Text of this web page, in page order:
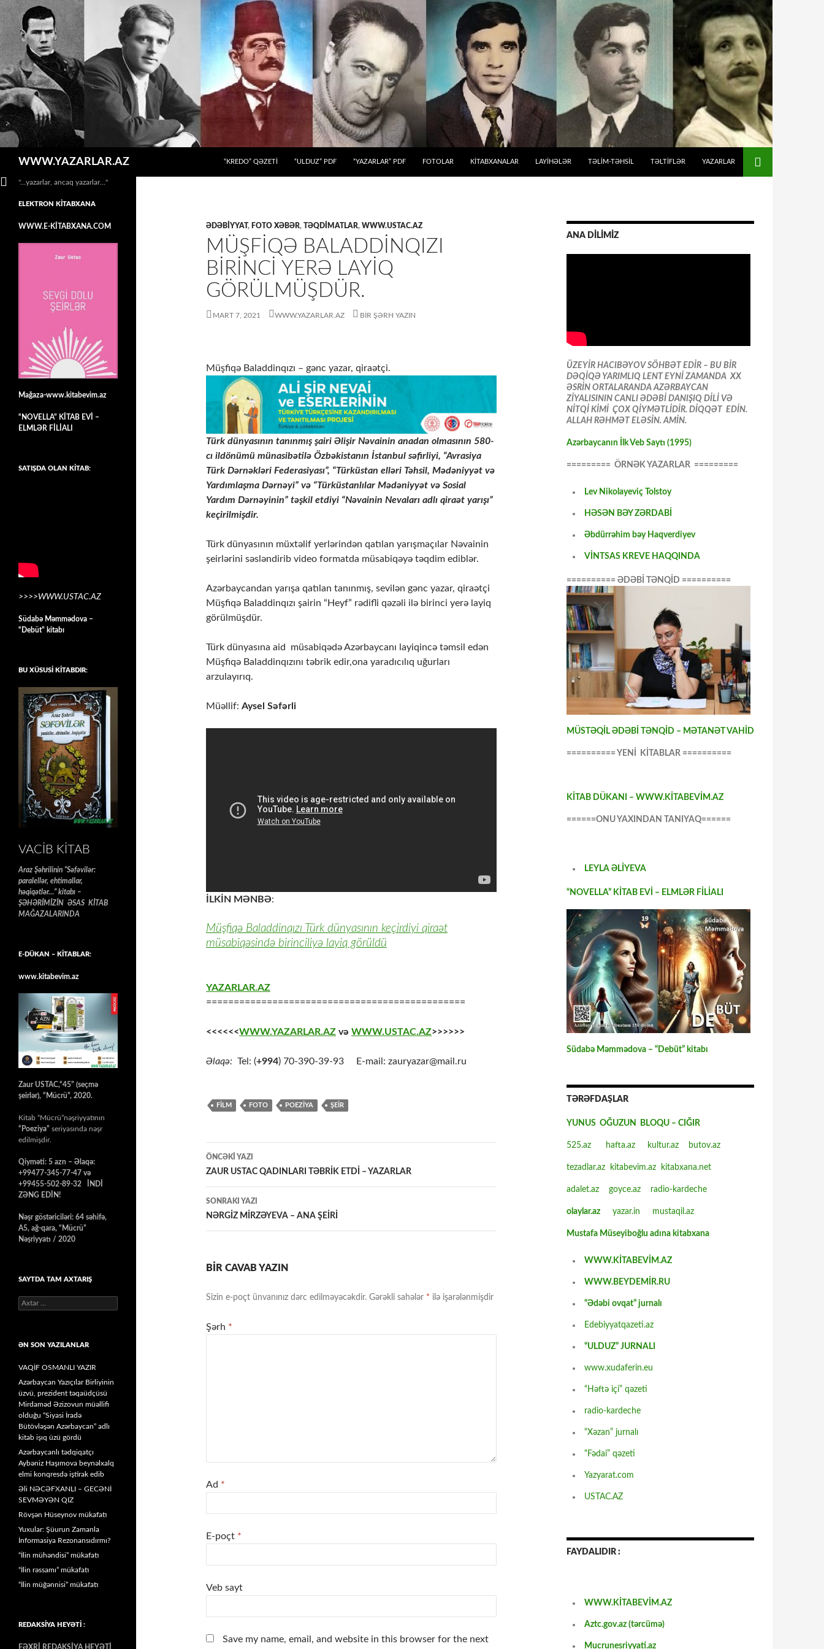
WWW.YAZARLAR.AZ
“KREDO” QƏZETİ
“ULDUZ” PDF “YAZARLAR” PDF FOTOLAR KİTABXANALAR LAYİHƏLƏR TƏLIM-TƏHSIL TƏLTİFLƏR YAZARLAR
ƏDƏBİYYAT, FOTO XƏBƏR, TƏQDİMATLAR, WWW.USTAC.AZ
MÜŞFIQƏ BALADDINQIZI
BIRINCI YERƏ LAYIQ
GÖRÜLMÜŞDÜR.
MART 7, 2021 WWW.YAZARLAR.AZ BIR ŞƏRH YAZIN
Müşfiqə Baladdinqızı – gənc yazar, qiraətçi.
Türk dünyasının tanınmış şairi Əlişir Nəvainin anadan olmasının 580-
cı ildönümü münasibətilə Özbəkistanın İstanbul səfirliyi, “Avrasiya
Türk Dərnəkləri Federasiyası”, “Türküstan elləri Təhsil, Mədəniyyət və
Yardımlaşma Dərnəyi” və “Türküstanlılar Mədəniyyət və Sosial
Yardım Dərnəyinin” təşkil etdiyi “Nəvainin Nevaları adlı qiraət yarışı”
keçirilmişdir.
Türk dünyasının müxtəlif yerlərindən qatılan yarışmaçılar Nəvainin
şeirlərini səsləndirib video formatda müsabiqəyə təqdim ediblər.
Azərbaycandan yarışa qatılan tanınmış, sevilən gənc yazar, qiraətçi
Müşfiqə Baladdinqızı şairin “Heyf” rədifli qəzəli ilə birinci yerə layiq
görülmüşdür.
Türk dünyasına aid müsabiqədə Azərbaycanı layiqincə təmsil edən
Müşfiqə Baladdinqızını təbrik edir,ona yaradıcılıq uğurları
arzulayırıq.
Müəllif: Aysel Səfərli
İLKİN MƏNBƏ:
Müşfiqə Baladdinqızı Türk dünyasının keçirdiyi qiraət
müsabiqəsində birinciliyə layiq görüldü
YAZARLAR.AZ
===============================================
<<<<<<WWW.YAZARLAR.AZ və WWW.USTAC.AZ>>>>>>
Əlaqə: Tel: (+994) 70-390-39-93 E-mail: zauryazar@mail.ru
FİLM FOTO POEZİYA ŞEİR
Yazılar
üzrə
naviqasiya
ÖNCƏKI YAZI
ZAUR USTAC QADINLARI TƏBRİK ETDİ – YAZARLAR
SONRAKI YAZI
NƏRGİZ MİRZƏYEVA – ANA ŞEİRİ
BIR CAVAB YAZIN
Sizin e-poçt ünvanınız dərc edilməyəcəkdir. Gərəkli sahələr * ilə işarələnmişdir
Şərh *
Ad *
E-poçt *
Veb sayt
Save my name, email, and website in this browser for the next
ANA DİLİMİZ
ÜZEYİR HACIBƏYOV SÖHBƏT EDİR – BU BİR
DƏQİQƏ YARIMLIQ LENT EYNİ ZAMANDA XX
ƏSRİN ORTALARANDA AZƏRBAYCAN
ZİYALISININ CANLI ƏDƏBİ DANIŞIQ DİLİ VƏ
NİTQİ KİMİ ÇOX QİYMƏTLİDİR. DİQQƏT EDİN.
ALLAH RƏHMƏT ELƏSİN. AMİN.
Azərbaycanın İlk Veb Saytı (1995)
========= ÖRNƏK YAZARLAR =========
Lev Nikolayeviç Tolstoy
HƏSƏN BƏY ZƏRDABİ
Əbdürrəhim bəy Haqverdiyev
VİNTSAS KREVE HAQQINDA
========== ƏDƏBİ TƏNQİD ==========
MÜSTƏQİL ƏDƏBİ TƏNQİD – MƏTANƏT VAHİD
========== YENİ KİTABLAR ==========
KİTAB DÜKANI – WWW.KİTABEVİM.AZ
======ONU YAXINDAN TANIYAQ======
LEYLA ƏLİYEVA
“NOVELLA” KİTAB EVİ – ELMLƏR FİLİALI
Südabə Məmmədova – “Debüt” kitabı
TƏRƏFDAŞLAR
YUNUS OĞUZUN BLOQU – CIĞIR
525.az hafta.az kultur.az butov.az
tezadlar.az kitabevim.az kitabxana.net
adalet.az goyce.az radio-kardeche
olaylar.az yazar.in mustaqil.az
Mustafa Müseyiboğlu adına kitabxana
WWW.KİTABEVİM.AZ
WWW.BEYDEMİR.RU
“Ədəbi ovqat” jurnalı
Edebiyyatqazeti.az
“ULDUZ” JURNALI
www.xudaferin.eu
“Həftə içi” qəzeti
radio-kardeche
“Xəzan” jurnalı
“Fədai” qəzeti
Yazyarat.com
USTAC.AZ
FAYDALIDIR :
WWW.KİTABEVİM.AZ
Aztc.gov.az (tərcümə)
Mucrunesriyyati.az
"…yazarlar, ancaq yazarlar…"
ELEKTRON KİTABXANA
WWW.E-KİTABXANA.COM
Mağaza-www.kitabevim.az
“NOVELLA” KİTAB EVİ –
ELMLƏR FİLİALI
SATIŞDA OLAN KİTAB:
>>>>WWW.USTAC.AZ
Südabə Məmmədova –
“Debüt” kitabı
BU XÜSUSİ KİTABDIR:
VACIB KITAB
Araz Şəhrilinin “Səfəvilər:
paralellər, ehtimallar,
həqiqətlər…” kitabı –
ŞƏHƏRİMİZİN ƏSAS KİTAB
MAĞAZALARINDA
E-DÜKAN – KİTABLAR:
www.kitabevim.az
Zaur USTAC,“45” (seçmə
şeirlər), “Mücrü”, 2020.
Kitab “Mücrü”nəşriyyatının
“Poeziya” seriyasında nəşr
edilmişdir.
Qiyməti: 5 azn – Əlaqə:
+99477-345-77-47 və
+99455-502-89-32 İNDİ
ZƏNG EDİN!
Nəşr göstəriciləri: 64 səhifə,
A5, ağ-qara, “Mücrü”
Nəşriyyatı / 2020
SAYTDA TAM AXTARIŞ
Axtarış:
ƏN SON YAZILANLAR
VAQİF OSMANLI YAZIR
Azərbaycan Yazıçılar Birliyinin
üzvü, prezident təqaüdçüsü
Mirdaməd Əzizovun müəllifi
olduğu “Siyasi İradə
Bütövləşən Azərbaycan” adlı
kitab işıq üzü gördü
Azərbaycanlı tədqiqatçı
Aybəniz Haşımova beynəlxalq
elmi konqresdə iştirak edib
Əli NƏCƏFXANLI – GECƏNİ
SEVMƏYƏN QIZ
Rövşən Hüseynov mükafatı
Yuxular: Şüurun Zamanla
İnformasiya Rezonansıdırmı?
“İlin mühəndisi” mükafatı
“İlin rəssamı” mükafatı
“İlin müğənnisi” mükafatı
REDAKSİYA HEYƏTİ :
FƏXRİ REDAKSİYA HEYƏTİ